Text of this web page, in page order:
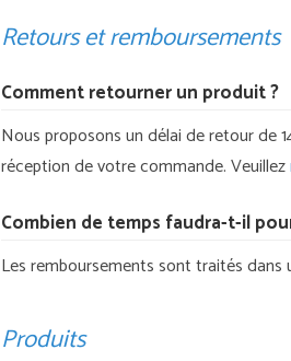
Retours et remboursements
Comment retourner un produit ?
Nous proposons un délai de retour de
réception de votre commande. Veuillez
Combien de temps faudra-t-il
Les remboursements sont traités dans
Produits